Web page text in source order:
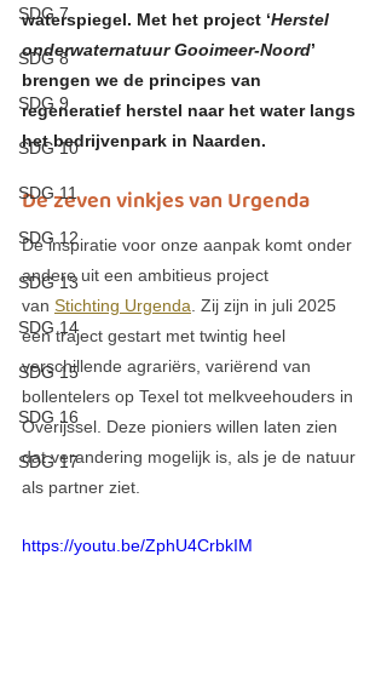
SDG 7
SDG 8
SDG 9
SDG 10
SDG 11
SDG 12
SDG 13
SDG 14
SDG 15
SDG 16
SDG 17
waterspiegel. Met het project ‘Herstel
onderwaternatuur Gooimeer-Noord’
brengen we de principes van
regeneratief herstel naar het water langs
het bedrijvenpark in Naarden.
De zeven vinkjes van Urgenda
De inspiratie voor onze aanpak komt onder
andere uit een ambitieus project
van Stichting Urgenda . Zij zijn in juli 2025
een traject gestart met twintig heel
verschillende agrariërs, variërend van
bollentelers op Texel tot melkveehouders in
Overijssel. Deze pioniers willen laten zien
dat verandering mogelijk is, als je de natuur
als partner ziet.
https://youtu.be/ZphU4CrbkIM